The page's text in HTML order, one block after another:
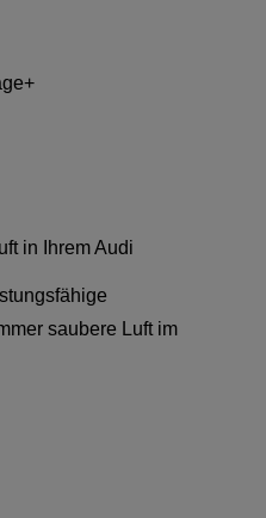
in Ihrem Audi
saubere Luft im